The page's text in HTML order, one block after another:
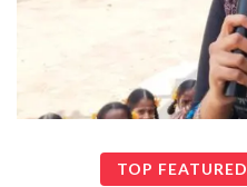
TOP FEATURED